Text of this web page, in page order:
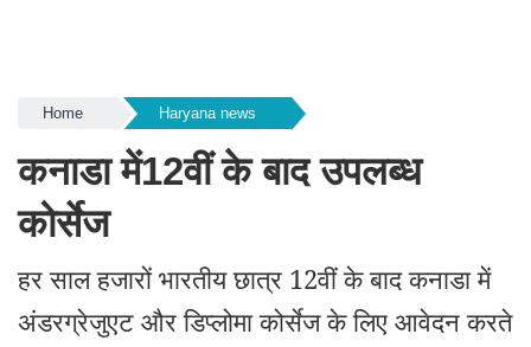
Home Haryana news
कनाडा में12वीं के बाद उपलब्ध
कोर्सेज
हर साल हजारों भारतीय छात्र 12वीं के बाद कनाडा में
अंडरग्रेजुएट और डिप्लोमा कोर्सेज के लिए आवेदन करते